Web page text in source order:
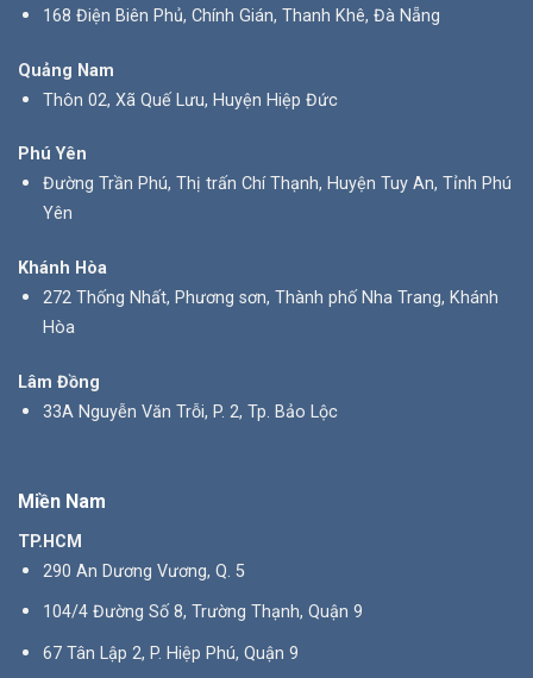
168 Điện Biên Phủ, Chính Gián, Thanh Khê, Đà Nẵng
Quảng Nam
Thôn 02, Xã Quế Lưu, Huyện Hiệp Đức
Phú Yên
Đường Trần Phú, Thị trấn Chí Thạnh, Huyện Tuy An, Tỉnh Phú
Yên
Khánh Hòa
272 Thống Nhất, Phương sơn, Thành phố Nha Trang, Khánh
Hòa
Lâm Đồng
33A Nguyễn Văn Trỗi, P. 2, Tp. Bảo Lộc
Miền Nam
TP.HCM
290 An Dương Vương, Q. 5
104/4 Đường Số 8, Trường Thạnh, Quận 9
67 Tân Lập 2, P. Hiệp Phú, Quận 9